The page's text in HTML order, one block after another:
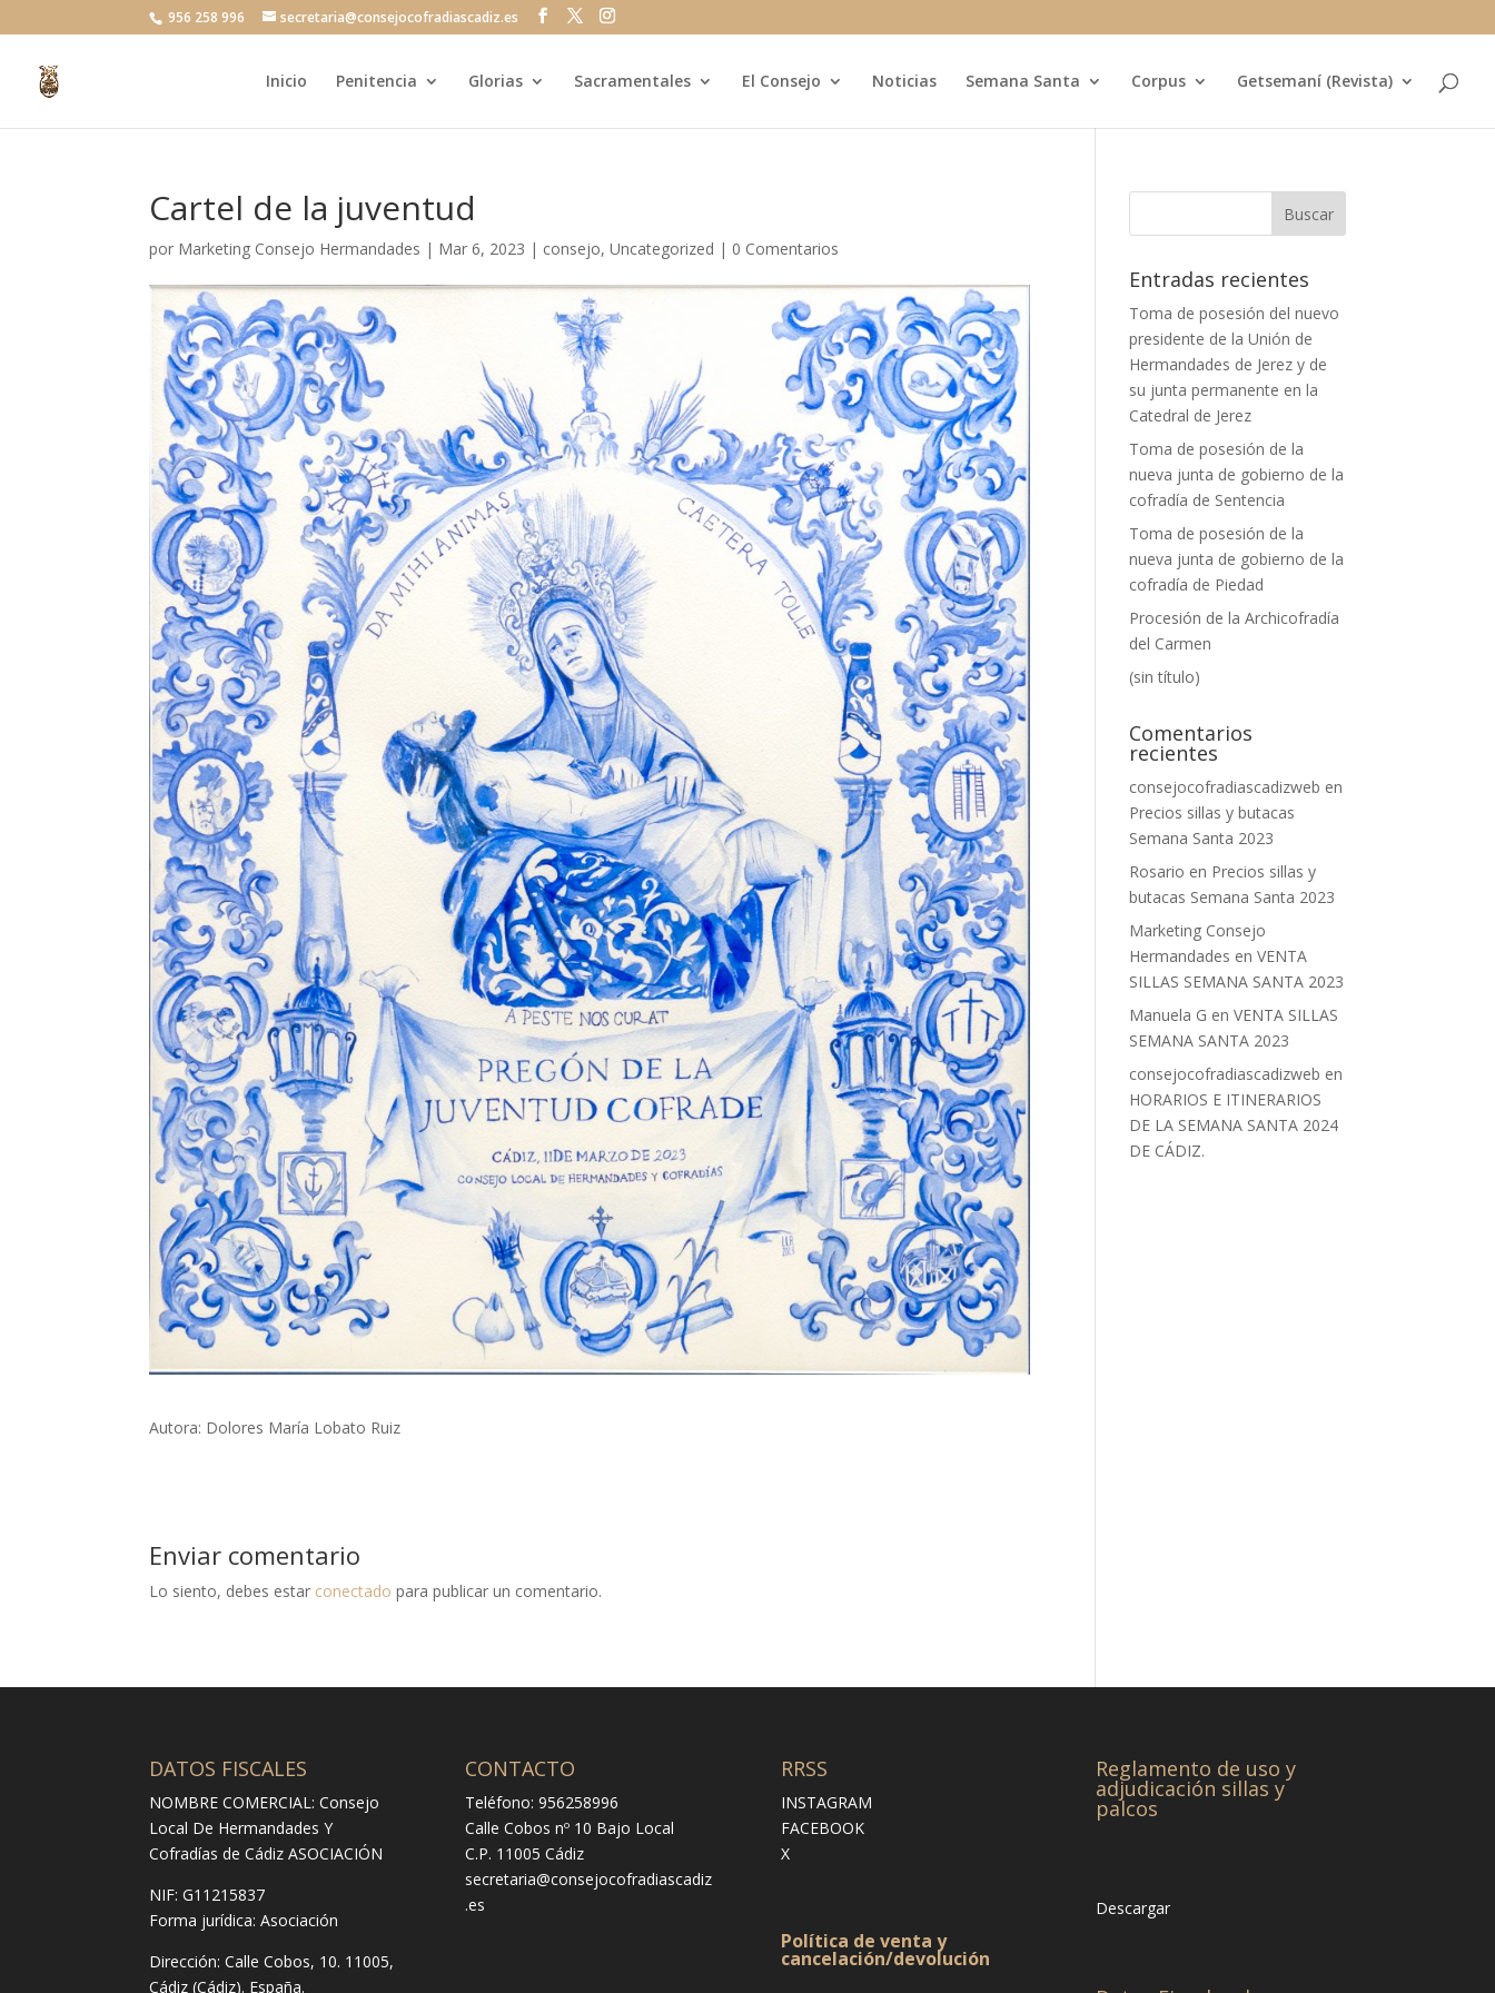
956 258 996 secretaria@consejocofradiascadiz.es
Inicio Penitencia Glorias Sacramentales El Consejo Noticias Semana Santa Corpus Getsemaní (Revista)
Cartel de la juventud
por Marketing Consejo Hermandades | Mar 6, 2023 | consejo,Uncategorized | 0 Comentarios
Autora: Dolores María Lobato Ruiz
Enviar comentario
Lo siento, debes estar conectado para publicar un comentario.
Entradas recientes
Toma de posesión del nuevo
presidente de la Unión de
Hermandades de Jerez y de
su junta permanente en la
Catedral de Jerez
Toma de posesión de la
nueva junta de gobierno de la
cofradía de Sentencia
Toma de posesión de la
nueva junta de gobierno de la
cofradía de Piedad
Procesión de la Archicofradía
del Carmen
(sin título)
Comentarios
recientes
consejocofradiascadizweb en
Precios sillas y butacas
Semana Santa 2023
Rosario en Precios sillas y
butacas Semana Santa 2023
Marketing Consejo
Hermandades enVENTA
SILLAS SEMANA SANTA 2023
Manuela G enVENTA SILLAS
SEMANA SANTA 2023
consejocofradiascadizweb en
HORARIOS E ITINERARIOS
DE LA SEMANA SANTA 2024
DE CÁDIZ.
DATOS FISCALES
NOMBRE COMERCIAL: Consejo
Local De Hermandades Y
Cofradías de Cádiz ASOCIACIÓN
NIF: G11215837
Forma jurídica:Asociación
Dirección:Calle Cobos, 10. 11005,
Cádiz (Cádiz). España.
CONTACTO
Teléfono: 956258996
Calle Cobos nº 10 Bajo Local
C.P. 11005 Cádiz
secretaria@consejocofradiascadiz
.es
RRSS
INSTAGRAM
FACEBOOK
X
Política de venta y
cancelación/devolución
Reglamento de uso y
adjudicación sillas y
palcos
Descargar